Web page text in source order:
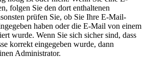
folgen Sie den dort enthaltenen
prüfen Sie, ob Sie Ihre E-Mail-
haben oder die E-Mail von einem
wurde. Wenn Sie sich sicher sind, dass
korrekt eingegeben wurde, dann
Administrator.